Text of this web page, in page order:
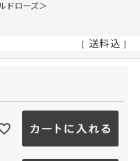
ドローズ＞
送料込